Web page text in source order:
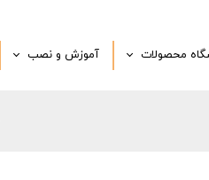
محصولات آموزش و نصب